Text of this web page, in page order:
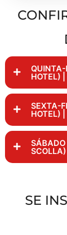
QUINTA-
HOTEL)
SEXTA-
HOTEL)
SE